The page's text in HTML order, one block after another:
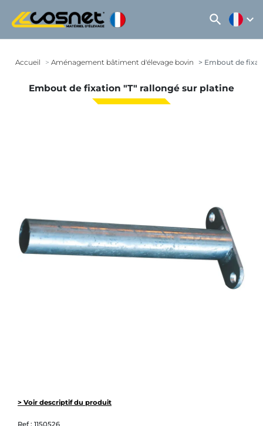
search expand_more
Accueil Aménagement bâtiment d'élevage bovin Embout de
Embout de fixation "T" rallongé sur platine
> Voir descriptif du produit
Ref : 1150526